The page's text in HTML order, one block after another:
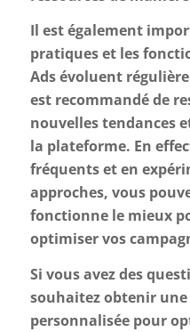
Il est également
pratiques et les
Ads évoluent
est recommandé de
nouvelles tendances
la plateforme. En
fréquents et en
approches, vous
fonctionne le mieux
optimiser vos
Si vous avez des
souhaitez obtenir
personnalisée pour